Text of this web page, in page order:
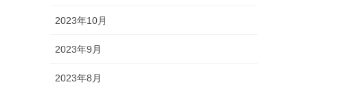
2023年10月
2023年9月
2023年8月